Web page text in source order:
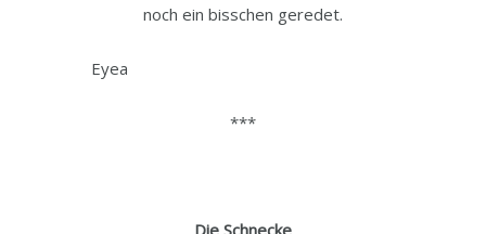
noch ein bisschen geredet.
Eyea
***